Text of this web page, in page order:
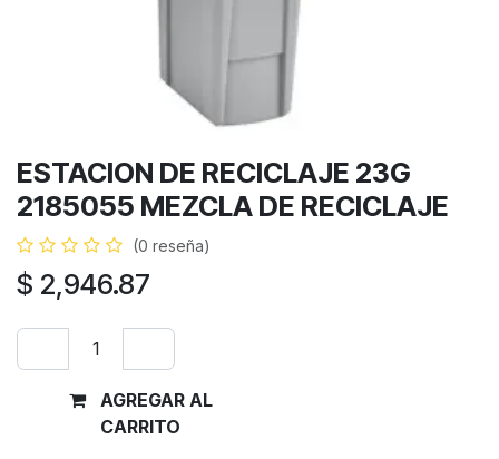
ESTACION DE RECICLAJE 23G
2185055 MEZCLA DE RECICLAJE
(0 reseña)
$ 2,946.87
AGREGAR AL
CARRITO